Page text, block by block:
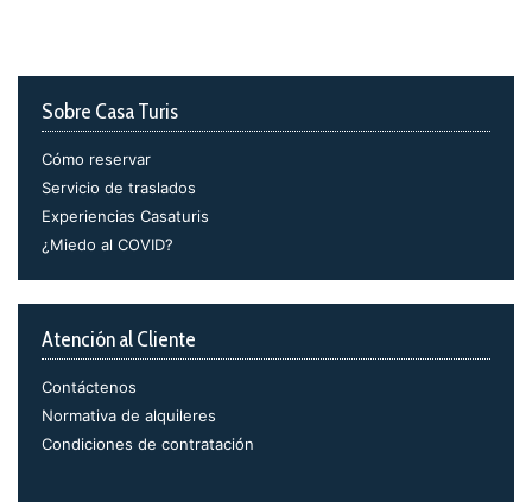
Sobre Casa Turis
Cómo reservar
Servicio de traslados
Experiencias Casaturis
¿Miedo al COVID?
Atención al Cliente
Contáctenos
Normativa de alquileres
Condiciones de contratación